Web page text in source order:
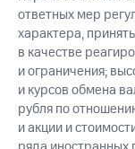
ответных мер
характера,
в качестве
и ограничения;
и курсов обмена
рубля по
и акции и